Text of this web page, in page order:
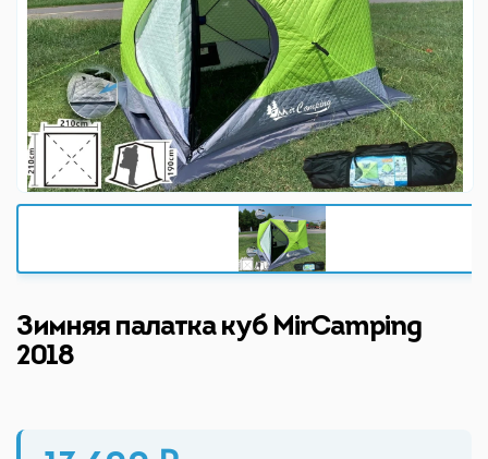
Зимняя палатка куб MirCamping
2018